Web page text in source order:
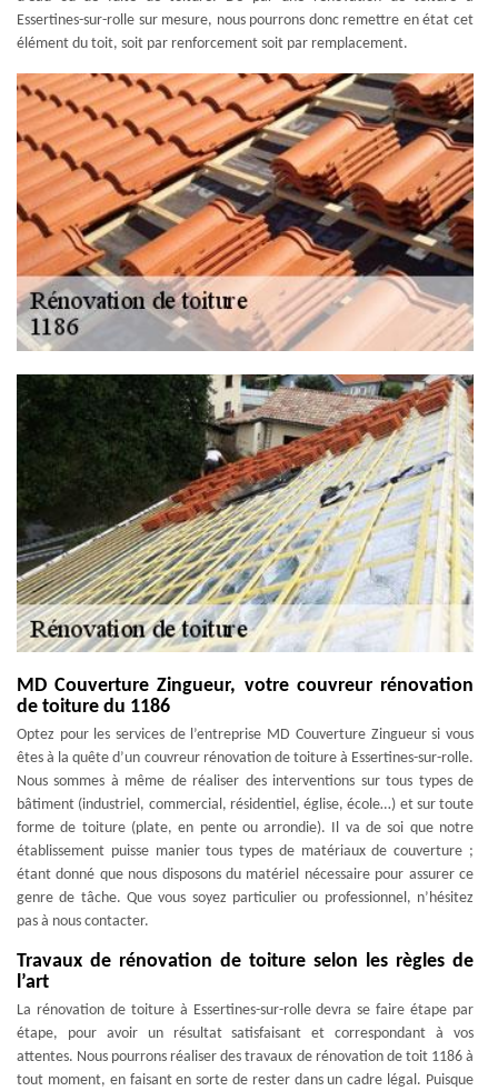
Essertines-sur-rolle sur mesure, nous pourrons donc remettre en état cet
élément du toit, soit par renforcement soit par remplacement.
MD Couverture Zingueur, votre couvreur rénovation
de toiture du 1186
Optez pour les services de l’entreprise MD Couverture Zingueur si vous
êtes à la quête d’un couvreur rénovation de toiture à Essertines-sur-rolle.
Nous sommes à même de réaliser des interventions sur tous types de
bâtiment (industriel, commercial, résidentiel, église, école…) et sur toute
forme de toiture (plate, en pente ou arrondie). Il va de soi que notre
établissement puisse manier tous types de matériaux de couverture ;
étant donné que nous disposons du matériel nécessaire pour assurer ce
genre de tâche. Que vous soyez particulier ou professionnel, n’hésitez
pas à nous contacter.
Travaux de rénovation de toiture selon les règles de
l’art
La rénovation de toiture à Essertines-sur-rolle devra se faire étape par
étape, pour avoir un résultat satisfaisant et correspondant à vos
attentes. Nous pourrons réaliser des travaux de rénovation de toit 1186 à
tout moment, en faisant en sorte de rester dans un cadre légal. Puisque